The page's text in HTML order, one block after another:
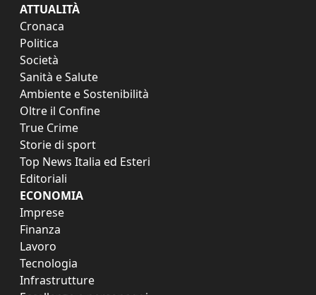
ATTUALITÀ
Cronaca
Politica
Società
Sanità e Salute
Ambiente e Sostenibilità
Oltre il Confine
True Crime
Storie di sport
Top News Italia ed Esteri
Editoriali
ECONOMIA
Imprese
Finanza
Lavoro
Tecnologia
Infrastrutture